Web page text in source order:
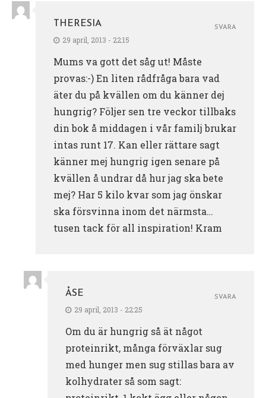
THERESIA
29 april, 2013 - 22:15
Mums va gott det såg ut! Måste
provas:-) En liten rådfråga bara vad
äter du på kvällen om du känner dej
hungrig? Följer sen tre veckor tillbaks
din bok å middagen i vår familj brukar
intas runt 17. Kan eller rättare sagt
känner mej hungrig igen senare på
kvällen å undrar då hur jag ska bete
mej? Har 5 kilo kvar som jag önskar
ska försvinna inom det närmsta…
tusen tack för all inspiration! Kram
SVARA
ÅSE
29 april, 2013 - 22:25
Om du är hungrig så ät något
proteinrikt, många förväxlar sug
med hunger men sug stillas bara av
kolhydrater så som sagt:
SVARA